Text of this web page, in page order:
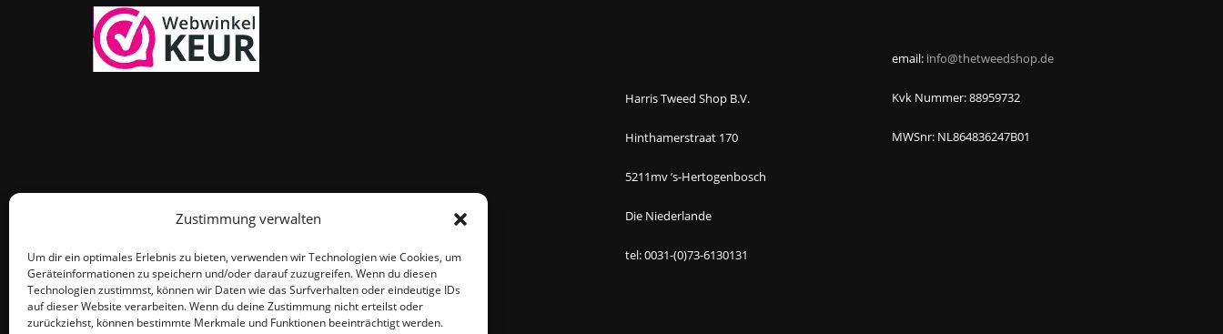
Zustimmung verwalten
Um dir ein optimales Erlebnis zu bieten, verwenden wir Technologien wie Cookies, um
Geräteinformationen zu speichern und/oder darauf zuzugreifen. Wenn du diesen
Technologien zustimmst, können wir Daten wie das Surfverhalten oder eindeutige IDs
auf dieser Website verarbeiten. Wenn du deine Zustimmung nicht erteilst oder
zurückziehst, können bestimmte Merkmale und Funktionen beeinträchtigt werden.
Harris Tweed Shop B.V.
Hinthamerstraat 170
5211mv ’s-Hertogenbosch
Die Niederlande
tel: 0031-(0)73-6130131
email: info@thetweedshop.de
Kvk Nummer: 88959732
MWSnr: NL864836247B01